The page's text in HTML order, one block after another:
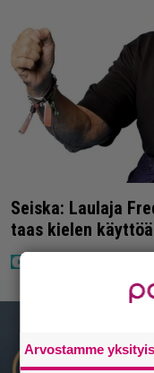
Seiska: Laulaja
taas kielen käyttöä
Arvostamme